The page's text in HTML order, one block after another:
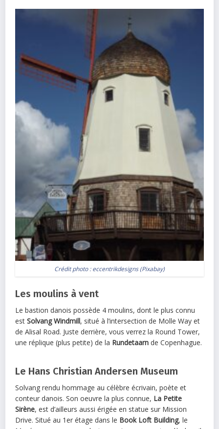
Crédit photo :eccentrikdesigns(Pixabay)
Les moulins à vent
Le bastion danois possède 4 moulins, dont le plus connu
estSolvang Windmill, situé à l’intersection de Molle Way et
de Alisal Road. Juste derrière, vous verrez la Round Tower,
une réplique (plus petite) de la Rundetaarn de Copenhague.
Le Hans Christian Andersen Museum
Solvang rendu hommage au célèbre écrivain, poète et
conteur danois. Son oeuvre la plus connue, La Petite
Sirène, est d’ailleurs aussi érigée en statue sur Mission
Drive. Situé au 1er étage dans le Book Loft Building, le